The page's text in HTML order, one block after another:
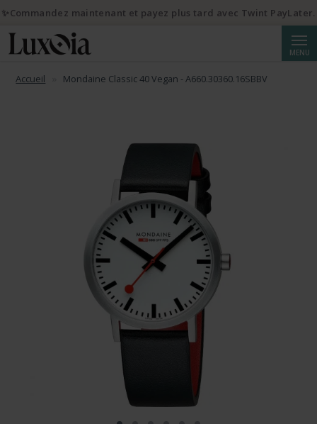
MENU
Accueil Mondaine Classic 40 Vegan - A660.30360.16SBBV
✨Commandez maintenant et payez plus tard avec Twint PayLater.